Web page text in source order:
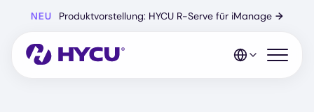
Hauptinhalt
NEU Produktvorstellung: HYCU R-Serve für iManage →
Mobiles